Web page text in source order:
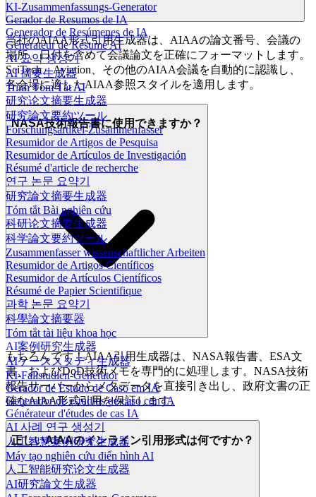
KI-Zusammenfassungs-Generator
Gerador de Resumos de IA
Generador de Resúmenes de IA
Générateur de Résumé AI
AI 요약 생성기
AI 摘要生成器
Trình Tóm Tắt AI
研究论文摘要生成器
研究論文要約ツール
Forschungsartikel-Zusammenfasser
Resumidor de Artigos de Pesquisa
Resumidor de Artículos de Investigación
Résumé d'article de recherche
연구 논문 요약기
研究論文摘要生成器
Tóm tắt Bài nghiên cứu
科研论文摘要生成器
科学論文要約ツール
Zusammenfasser wissenschaftlicher Arbeiten
Resumidor de Artigos Científicos
Resumidor de Artículos Científicos
Résumé de Papier Scientifique
과학 논문 요약기
科學論文摘要器
Tóm tắt tài liệu khoa học
AI案例研究生成器
AIケーススタディ生成器
KI-Fallstudien-Generator
Gerador de Estudo de Caso em IA
Generador de estudios de caso con IA
Générateur d'études de cas IA
AI 사례 연구 생성기
人工智慧案例研究生成器
Máy tạo nghiên cứu điển hình AI
人工智能研究论文生成器
AI研究論文生成器
当社のAIAA形式引用生成器は、AIAAの論文番号、会議の
場所、日付を含めて会議論文を正確にフォーマットします。
SciTech、Aviation、その他のAIAA会議を自動的に認識し、
各会場に適したAIAA参照スタイルを適用します。
NASA技術報告書に使用できますか？
もちろんです！AIAA引用生成器は、NASA報告書、ESA文
書、およびDoD技術メモを専門的に処理します。NASA技術
報告サーバーからメタデータを直接引き出し、政府文書の正
確なAIAA形式引用を保証します。
正しいAIAAのインライン引用形式は何ですか？